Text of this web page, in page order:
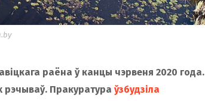
раёна ў канцы чэрвеня 2020 года.
рэчываў. Пракуратура ўзбудзіла